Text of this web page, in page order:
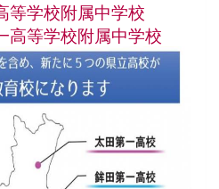
等学校附属中学校
高等学校附属中学校